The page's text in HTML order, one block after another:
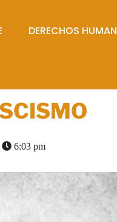
DERECHOS
6:03 pm